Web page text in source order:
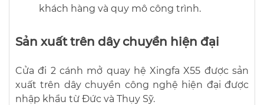
khách hàng và quy mô công trình.
Sản xuất trên dây chuyền hiện đại
Cửa đi 2 cánh mở quay hệ Xingfa X55 được sản
xuất trên dây chuyền công nghệ hiện đại được
nhập khẩu từ Đức và Thụy Sỹ.